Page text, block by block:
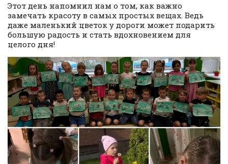
Этот день напомнил нам о том, как важно
замечать красоту в самых простых вещах. Ведь
даже маленький цветок у дороги может подарить
большую радость и стать вдохновением для
целого дня!